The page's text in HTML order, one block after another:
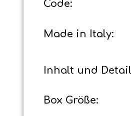
Code:
Made in Italy:
Inhalt und
Box Größe: